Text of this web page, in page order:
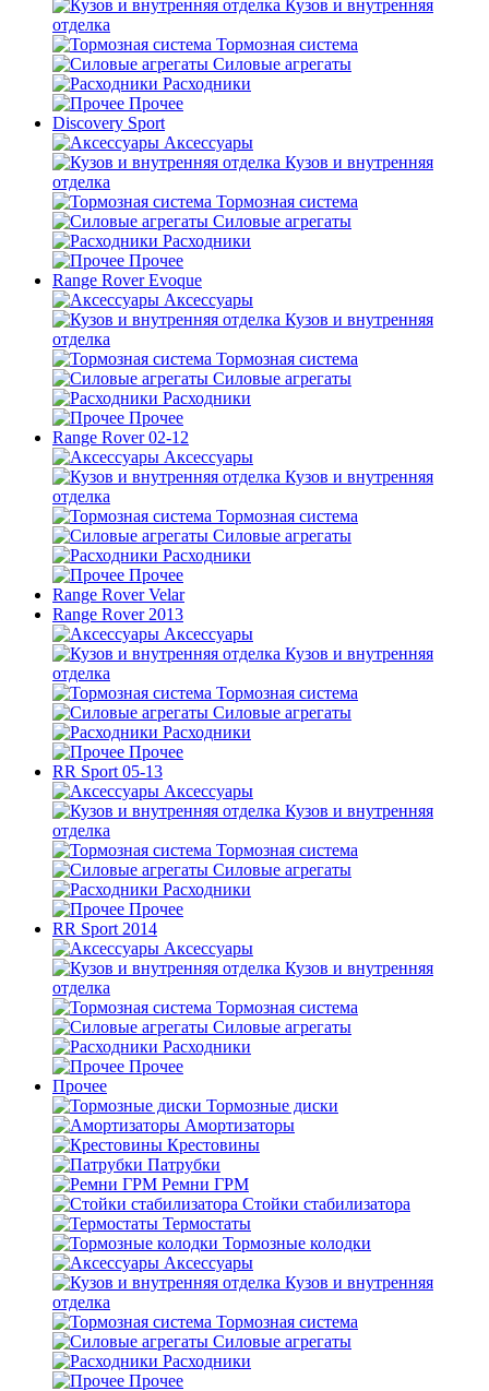
Кузов и внутренняя
отделка
Тормозная система
Силовые агрегаты
Расходники
Прочее
Discovery Sport
Аксессуары
Кузов и внутренняя
отделка
Тормозная система
Силовые агрегаты
Расходники
Прочее
Range Rover Evoque
Аксессуары
Кузов и внутренняя
отделка
Тормозная система
Силовые агрегаты
Расходники
Прочее
Range Rover 02-12
Аксессуары
Кузов и внутренняя
отделка
Тормозная система
Силовые агрегаты
Расходники
Прочее
Range Rover Velar
Range Rover 2013
Аксессуары
Кузов и внутренняя
отделка
Тормозная система
Силовые агрегаты
Расходники
Прочее
RR Sport 05-13
Аксессуары
Кузов и внутренняя
отделка
Тормозная система
Силовые агрегаты
Расходники
Прочее
RR Sport 2014
Аксессуары
Кузов и внутренняя
отделка
Тормозная система
Силовые агрегаты
Расходники
Прочее
Прочее
Тормозные диски
Амортизаторы
Крестовины
Патрубки
Ремни ГРМ
Стойки стабилизатора
Термостаты
Тормозные колодки
Аксессуары
Кузов и внутренняя
отделка
Тормозная система
Силовые агрегаты
Расходники
Прочее